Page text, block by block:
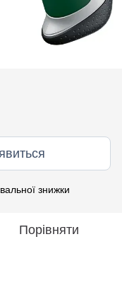
знижки
Порівняти